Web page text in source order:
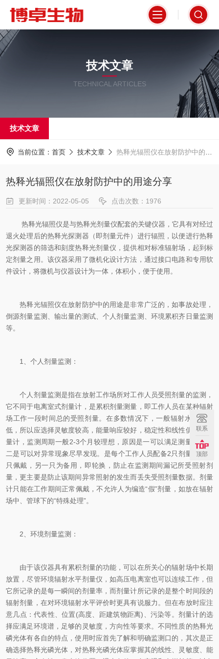
技术文章
TECHNICAL ARTICLES
技术文章
当前位置： 首页 技术文章 热释光辐照仪在放射防护中的用途分享
热释光辐照仪在放射防护中的用途分享
更新时间：2022-05-05 点击次数：1976
热释光辐照仪是与热释光剂量仪配套的关键仪器，它具有对经过
退火处理后的热释光探测器（即剂量元件）进行辐照，以便进行热释
光探测器的筛选和刻度热释光剂量仪，提供相对标准辐射场，起到标
定剂量之用。该仪器采用了微机化设计方法，通过接口电路和专用软
件设计，将微机与仪器设计为一体，体积小，便于使用。
热释光辐照仪在放射防护中的用途是非常广泛的，如事故处理，
倒源剂量监测、输出量的测试、个人剂量监测、环境累积齐日量监测
等。
1、个人剂量监测：
个人剂量监测是指在放射工作场所对工作人员受照剂量的监测，
它不同于电离室式剂量计，是累积剂量测量，即工作人员在某种辐射
场工作一段时间总的受照剂量。在多数情况下，一般辐射水平比较
低，所以应选择灵敏度较高，能量响应较好，稳定性和线性俱佳的剂
量计，监测周期一般2-3个月较理想，原因是一可以满足测量需要，
二是可以对异常现象尽早发现。是每个工作人员配备2只剂量计，一
只佩戴，另一只为备用，即轮换，防止在监测期间漏记所受照射剂
量，更主要是防止该期间异常照射的发生而丢失受照剂量数据。剂量
计只能在工作期间正常佩戴，不允许人为编造“假”剂量，如放在辐射
场中、管球下的“特殊处理”。
2、环境剂量监测：
由于该仪器具有累积剂量的功能，可以在所关心的辐射场中长期
放置，尽管环境辐射水平剂量仪，如高压电离室也可以连续工作，但
它所记录的是每一瞬间的剂量率，而剂量计所记录的是整个时间段的
辐射剂量，在对环境辐射水平评价时更具有说服力。但在布放时应注
意几点：代表性、位置(高度、距建筑物距离)、污染等。剂量计的选
择应满足环境谱，足够的灵敏度，方向性等要求。不同性质的热释光
磷光体有各自的特点，使用时应首先了解和明确监测口的，其次是正
确选择热释光磷光体，对热释光磷光体应掌握其的线性、灵敏度、能
联系
顶部